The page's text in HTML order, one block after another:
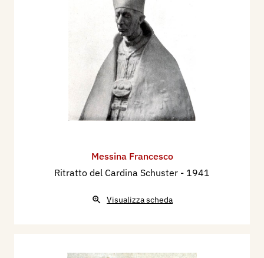
Messina Francesco
Ritratto del Cardina Schuster - 1941
Visualizza scheda